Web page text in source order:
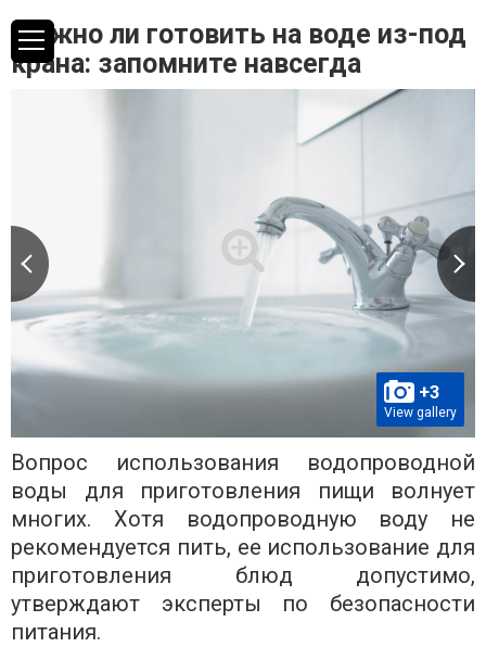
Можно ли готовить на воде из-под
крана: запомните навсегда
+3
View gallery
Вопрос использования водопроводной
воды для приготовления пищи волнует
многих. Хотя водопроводную воду не
рекомендуется пить, ее использование для
приготовления блюд допустимо,
утверждают эксперты по безопасности
питания.